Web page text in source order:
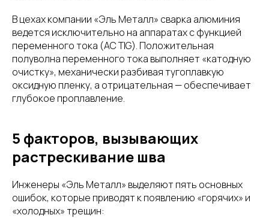
В цехах компании «Эль Металл» сварка алюминия
ведется исключительно на аппаратах с функцией
переменного тока (AC TIG). Положительная
полуволна переменного тока выполняет «катодную
очистку», механически разбивая тугоплавкую
оксидную пленку, а отрицательная — обеспечивает
глубокое проплавление.
5 факторов, вызывающих
растрескивание шва
Инженеры «Эль Металл» выделяют пять основных
ошибок, которые приводят к появлению «горячих» и
«холодных» трещин: